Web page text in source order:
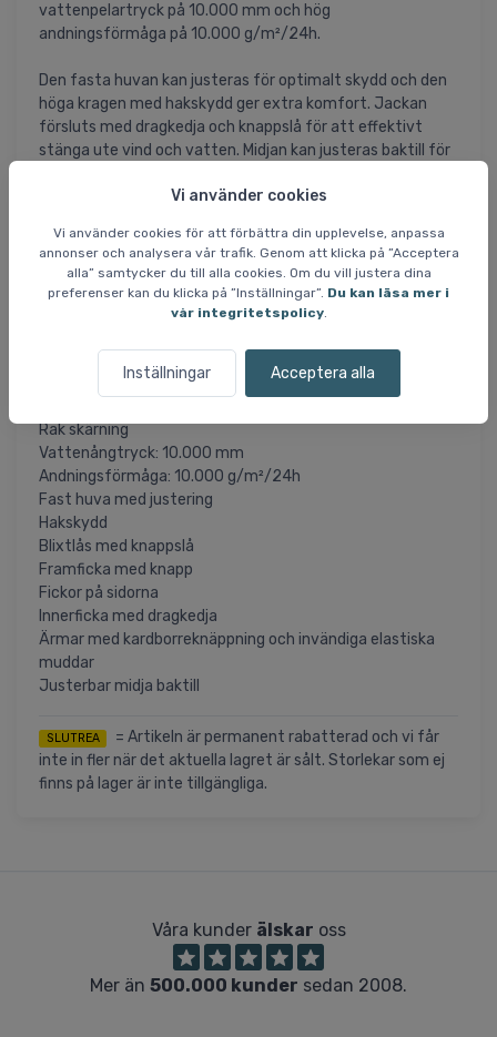
Vi använder cookies
Vi använder cookies för att förbättra din upplevelse, anpassa
annonser och analysera vår trafik. Genom att klicka på ”Acceptera
alla” samtycker du till alla cookies. Om du vill justera dina
preferenser kan du klicka på ”Inställningar”. Du kan läsa mer i
vår integritetspolicy.
Inställningar Acceptera alla
vattenpelartryck på 10.000 mm och hög
andningsförmåga på 10.000 g/m²/24h.
Den fasta huvan kan justeras för optimalt skydd och den
höga kragen med hakskydd ger extra komfort. Jackan
försluts med dragkedja och knappslå för att effektivt
stänga ute vind och vatten. Midjan kan justeras baktill för
med knappstängning, sidofickor och en innerficka med
dragkedja. Ärmarna har både justerbara
kardborreknäppningar och elastiska innermuddar för att
Material: Polyester och återvunnen polyester
Rak skärning
Vattenångtryck: 10.000 mm
Andningsförmåga: 10.000 g/m²/24h
Fast huva med justering
Hakskydd
Blixtlås med knappslå
Framficka med knapp
Fickor på sidorna
Innerficka med dragkedja
Ärmar med kardborreknäppning och invändiga elastiska
muddar
Justerbar midja baktill
SLUTREA
= Artikeln är permanent rabatterad och vi får
inte in fler när det aktuella lagret är sålt. Storlekar som ej
finns på lager är inte tillgängliga.
Våra kunder älskar oss
Mer än 500.000 kunder sedan 2008.